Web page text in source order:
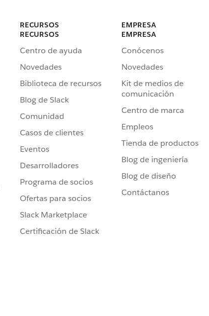
RECURSOS
RECURSOS
Centro de ayuda
Novedades
Biblioteca de recursos
Blog de Slack
Comunidad
Casos de clientes
Eventos
Desarrolladores
Programa de socios
Ofertas para socios
Slack Marketplace
Certificación de Slack
EMPRESA
EMPRESA
Conócenos
Novedades
Kit de medios de
comunicación
Centro de marca
Empleos
Tienda de productos
Blog de ingeniería
Blog de diseño
Contáctanos